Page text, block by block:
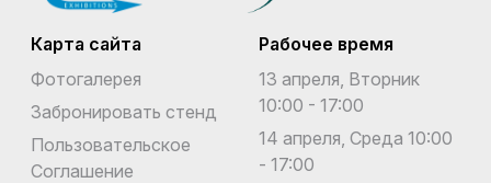
Карта сайта
Фотогалерея
Забронировать стенд
Пользовательское
Соглашение
Рабочее время
13 апреля, Вторник
10:00 - 17:00
14 апреля, Среда 10:00
- 17:00